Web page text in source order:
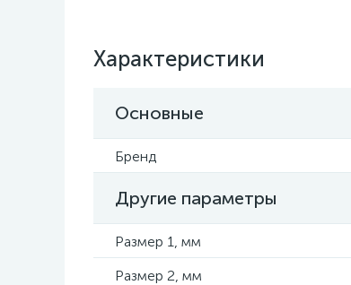
Характеристики
Основные
Бренд
Другие параметры
Размер 1, мм
Размер 2, мм